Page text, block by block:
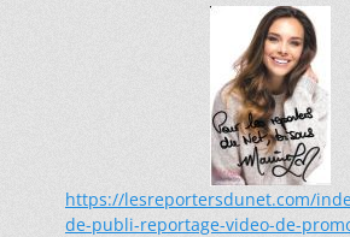
https://lesreportersdunet.com/
de-publi-reportage-video-de-